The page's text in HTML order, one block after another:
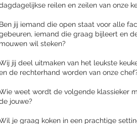
reilen en zeilen van onze
jij iemand die open staat voor alle
iemand die graag bijleert en
wil steken?
jij deel uitmaken van het leukste
de rechterhand worden van onze
weet wordt de volgende klassieker
jouwe?
je graag koken in een prachtige